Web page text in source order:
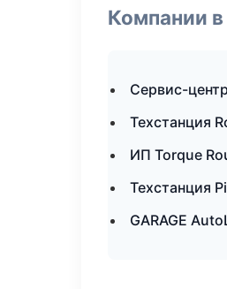
Компании
Сервис-
Техстанция
ИП Torque
Техстанция
GARAGE